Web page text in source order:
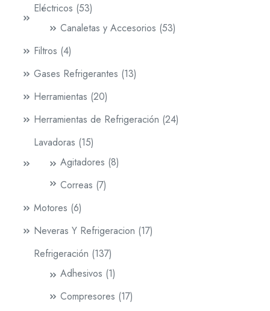
Eléctricos 53
Canaletas y Accesorios 53
Filtros 4
Gases Refrigerantes 13
Herramientas 20
Herramientas de Refrigeración 24
Lavadoras 15
Agitadores 8
Correas 7
Motores 6
Neveras Y Refrigeracion 17
Refrigeración 137
Adhesivos 1
Compresores 17